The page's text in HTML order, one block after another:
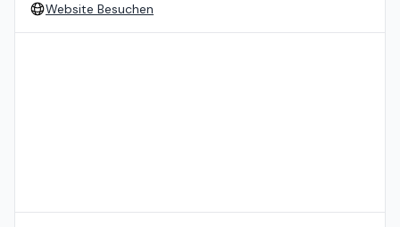
Website Besuchen